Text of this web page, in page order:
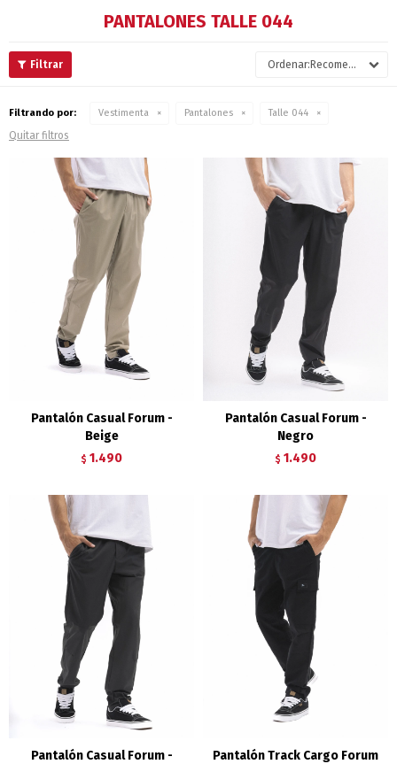
PANTALONES TALLE 044
Recomendados
Filtrando por: Vestimenta Pantalones Talle 044
Quitar filtros
Pantalón Casual Forum -
Beige
$ 1.490
Pantalón Casual Forum -
Negro
$ 1.490
Pantalón Casual Forum -
Pantalón Track Cargo Forum